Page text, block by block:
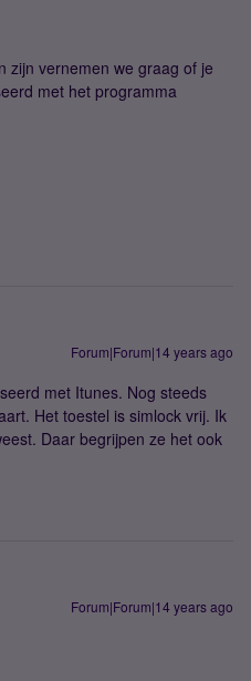
zijn vernemen we graag of je
met het programma
Forum|Forum|14 years ago
met Itunes. Nog steeds
Het toestel is simlock vrij. Ik
Daar begrijpen ze het ook
Forum|Forum|14 years ago